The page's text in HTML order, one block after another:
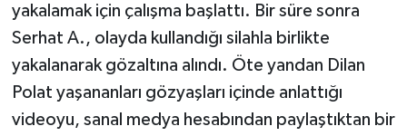
yakalamak için çalışma başlattı. Bir süre sonra
Serhat A., olayda kullandığı silahla birlikte
yakalanarak gözaltına alındı. Öte yandan Dilan
Polat yaşananları gözyaşları içinde anlattığı
videoyu, sanal medya hesabından paylaştıktan bir